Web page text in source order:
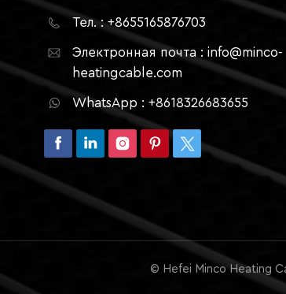
Тел. : +8655165876703
Электронная почта : info@minco-
heatingcable.com
WhatsApp : +8618326683655
© Hefei Minco Heating